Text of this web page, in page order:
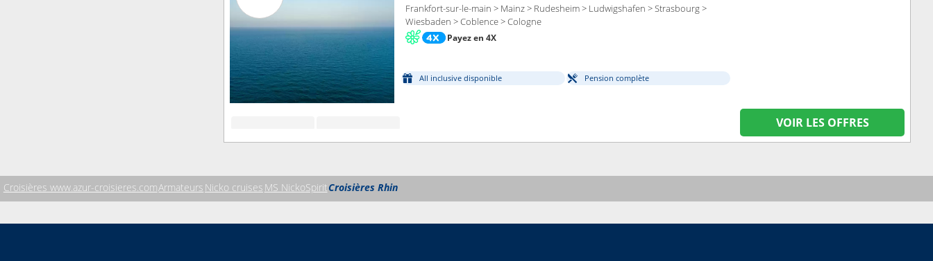
Frankfort-sur-le-main > Mainz > Rudesheim > Ludwigshafen > Strasbourg >
Wiesbaden > Coblence > Cologne
Payez en 4X
All inclusive disponible Pension complète
VOIR LES OFFRES
Croisières www.azur-croisieres.comArmateurs Nicko cruises MS NickoSpiritCroisières Rhin